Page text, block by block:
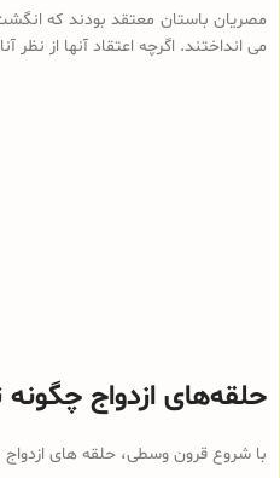
مصریان باستان معتقد بودند که
می انداختند. اگرچه اعتقاد آنها از
حلقه‌های ازدواج
با شروع قرون وسطی، حلقه های ازدواج